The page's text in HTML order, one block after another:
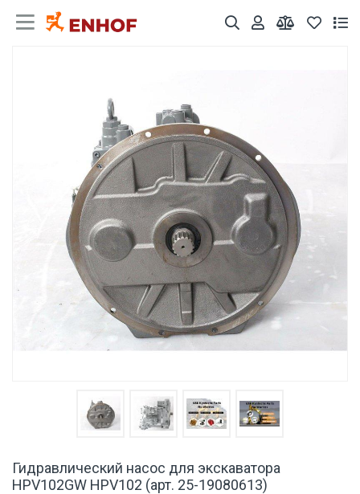
Гидравлический насос для экскаватора
HPV102GW HPV102 (арт. 25-19080613)